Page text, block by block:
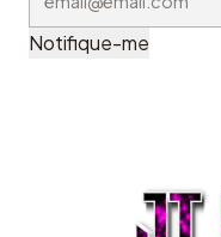
Notifique-me